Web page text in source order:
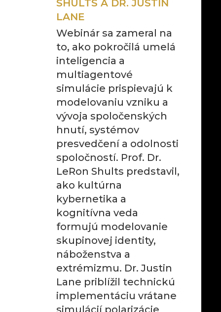
SHULTS A DR. JUSTIN
LANE
Webinár sa zameral na
to, ako pokročilá umelá
inteligencia a
multiagentové
simulácie prispievajú k
modelovaniu vzniku a
vývoja spoločenských
hnutí, systémov
presvedčení a odolnosti
spoločností. Prof. Dr.
LeRon Shults predstavil,
ako kultúrna
kybernetika a
kognitívna veda
formujú modelovanie
skupinovej identity,
náboženstva a
extrémizmu. Dr. Justin
Lane priblížil technickú
implementáciu vrátane
simulácií polarizácie